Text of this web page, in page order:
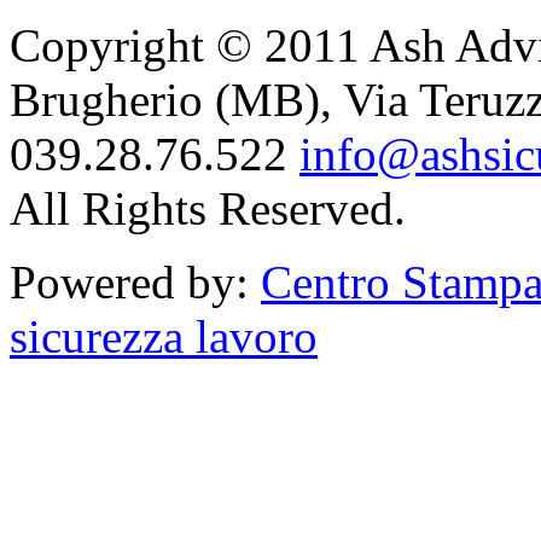
Copyright © 2011 Ash
Brugherio (MB), Via
039.28.76.522
All Rights Reserved.
Powered by: Centro
sicurezza lavoro